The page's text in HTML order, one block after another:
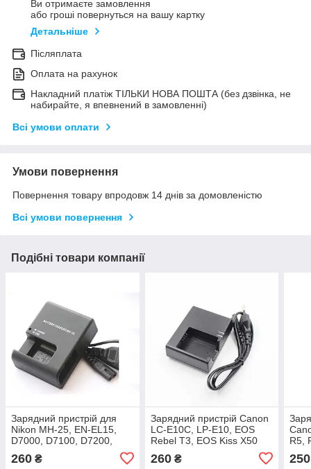
Ви отримаєте замовлення
або гроші повернуться на вашу картку
Детальніше
Післяплата
Оплата на рахунок
Накладний платіж ТІЛЬКИ НОВА ПОШТА (без дзвінка, не
набирайте, я впевнений в замовленні)
Всі умови оплати
Умови повернення
Повернення товару впродовж 14 днів за домовленістю
Всі умови повернення
Подібні товари компанії
Зарядний пристрій для
Nikon MH-25, EN-EL15,
D7000, D7100, D7200,
D750, D600, D610, D800,
D800E, D500, D600E
260 ₴
Зарядний пристрій Canon
LC-E10C, LP-E10, EOS
Rebel T3, EOS Kiss X50
260₴
R5,
250